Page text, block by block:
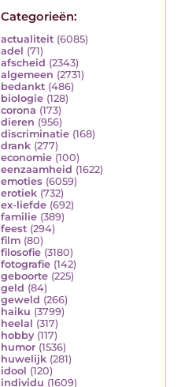
Categorieën:
actualiteit (6085)
adel (71)
afscheid (2343)
algemeen (2731)
bedankt (486)
biologie (128)
corona (173)
dieren (956)
discriminatie (168)
drank (277)
economie (100)
eenzaamheid (1622)
emoties (6059)
erotiek (732)
ex-liefde (692)
familie (389)
feest (294)
film (80)
filosofie (3180)
fotografie (142)
geboorte (225)
geld (84)
geweld (266)
haiku (3799)
heelal (317)
hobby (117)
humor (1536)
huwelijk (281)
idool (120)
individu (1609)